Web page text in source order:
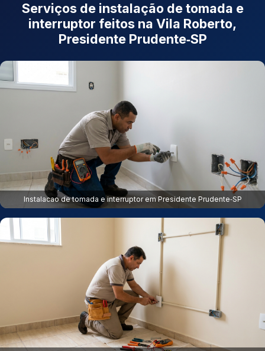
Serviços de instalação de tomada e
interruptor feitos na Vila Roberto,
Presidente Prudente‑SP
Instalacao de tomada e interruptor em Presidente Prudente‑SP